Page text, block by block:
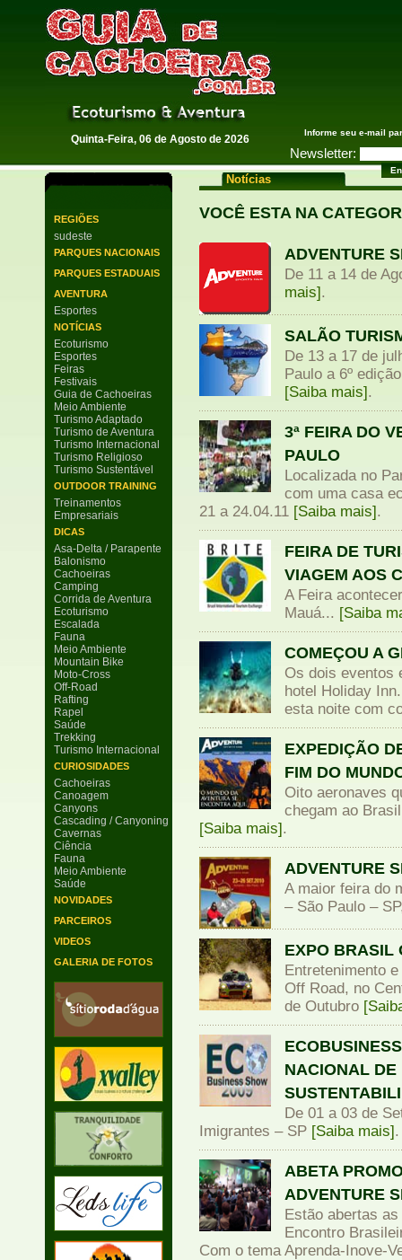
Guia de Cachoeiras
Quinta-Feira, 06 de Agosto de 2026
Informe seu e-mail
Newsletter:
REGIÕES
sudeste
PARQUES NACIONAIS
PARQUES ESTADUAIS
AVENTURA
Esportes
NOTÍCIAS
Ecoturismo
Esportes
Feiras
Festivais
Guia de Cachoeiras
Meio Ambiente
Turismo Adaptado
Turismo de Aventura
Turismo Internacional
Turismo Religioso
Turismo Sustentável
OUTDOOR TRAINING
Treinamentos
Empresariais
DICAS
Asa-Delta / Parapente
Balonismo
Cachoeiras
Camping
Corrida de Aventura
Ecoturismo
Escalada
Fauna
Meio Ambiente
Mountain Bike
Moto-Cross
Off-Road
Rafting
Rapel
Saúde
Trekking
Turismo Internacional
CURIOSIDADES
Cachoeiras
Canoagem
Canyons
Cascading / Canyoning
Cavernas
Ciência
Fauna
Meio Ambiente
Saúde
NOVIDADES
PARCEIROS
VIDEOS
GALERIA DE FOTOS
Notícias
VOCÊ ESTA NA
ADVENTURE
De 11 a 14 de
mais].
SALÃO
De 13 a 17 de
Paulo a 6º
[Saiba mais].
3ª FEIRA DO
PAULO
Localizada no
com uma casa
21 a 24.04.11 [Saiba mais].
FEIRA DE
VIAGEM AOS
A Feira
Mauá... [Saiba
COMEÇOU A
Os dois eventos
hotel Holiday
esta noite com
EXPEDIÇÃO
FIM DO
Oito aeronaves
chegam ao
[Saiba mais].
ADVENTURE
A maior feira do
– São Paulo –
EXPO BRASIL
Entretenimento
Off Road, no
de Outubro
NACIONAL DE
De 01 a 03 de
Imigrantes – SP [Saiba mais].
ABETA
ADVENTURE
Estão abertas
Encontro
Com o tema Aprenda-Inove-